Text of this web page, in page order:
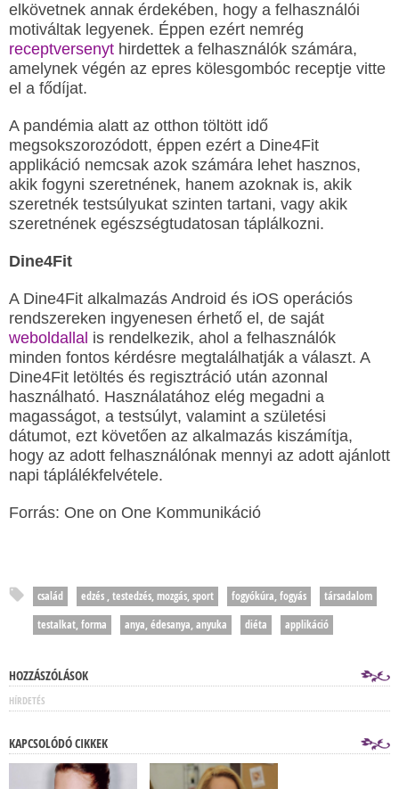
elkövetnek annak érdekében, hogy a felhasználói
motiváltak legyenek. Éppen ezért nemrég
receptversenyt hirdettek a felhasználók számára,
amelynek végén az epres kölesgombóc receptje vitte
el a fődíjat.
A pandémia alatt az otthon töltött idő
megsokszorozódott, éppen ezért a Dine4Fit
applikáció nemcsak azok számára lehet hasznos,
akik fogyni szeretnének, hanem azoknak is, akik
szeretnék testsúlyukat szinten tartani, vagy akik
szeretnének egészségtudatosan táplálkozni.
Dine4Fit
A Dine4Fit alkalmazás Android és iOS operációs
rendszereken ingyenesen érhető el, de saját
weboldallal is rendelkezik, ahol a felhasználók
minden fontos kérdésre megtalálhatják a választ. A
Dine4Fit letöltés és regisztráció után azonnal
használható. Használatához elég megadni a
magasságot, a testsúlyt, valamint a születési
dátumot, ezt követően az alkalmazás kiszámítja,
hogy az adott felhasználónak mennyi az adott ajánlott
napi táplálékfelvétele.
Forrás: One on One Kommunikáció
család edzés , testedzés, mozgás, sport fogyókúra, fogyás
társadalom
testalkat, forma
anya, édesanya, anyuka diéta applikáció
HOZZÁSZÓLÁSOK
HÍRDETÉS
KAPCSOLÓDÓ CIKKEK